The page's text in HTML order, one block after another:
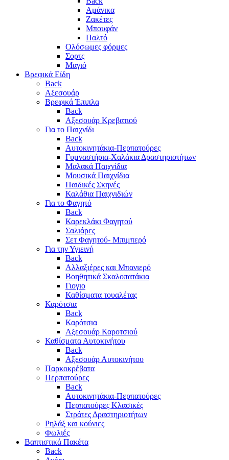
Αμάνικα
Ζακέτες
Μπουφάν
Παλτό
Ολόσωμες φόρμες
Σορτς
Μαγιό
Βρεφικά Είδη
Back
Αξεσουάρ
Βρεφικά Έπιπλα
Back
Αξεσουάρ Κρεβατιού
Για το Παιχνίδι
Back
Αυτοκινητάκια-Περπατούρες
Γυμναστήρια-Χαλάκια Δραστηριοτήτων
Μαλακά Παιχνίδια
Μουσικά Παιχνίδια
Παιδικές Σκηνές
Καλάθια Παιχνιδιών
Για το Φαγητό
Back
Καρεκλάκι Φαγητού
Σαλιάρες
Σετ Φαγητού- Μπιμπερό
Για την Υγιεινή
Back
Αλλαξιέρες και Μπανιερό
Βοηθητικά Σκαλοπατάκια
Γιογιο
Καθίσματα τουαλέτας
Καρότσια
Back
Καρότσια
Αξεσουάρ Καροτσιού
Καθίσματα Αυτοκινήτου
Back
Αξεσουάρ Αυτοκινήτου
Παρκοκρέβατα
Περπατούρες
Back
Αυτοκινητάκια-Περπατούρες
Περπατούρες Κλασικές
Στράτες Δραστηριοτήτων
Ρηλάξ και κούνιες
Φωλιές
Βαπτιστικά Πακέτα
Back